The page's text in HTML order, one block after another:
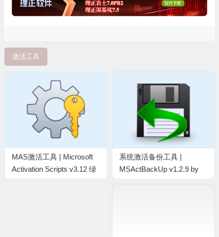
激活工具
MAS激活工具 | Microsoft
Activation Scripts v3.12 绿
系统激活备份工具 |
MSActBackUp v1.2.9 by